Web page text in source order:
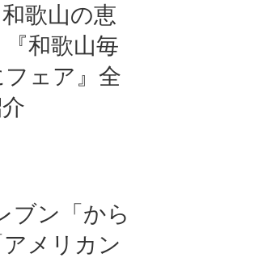
歌山の恵
和歌山毎
ェア』全
ブン「から
メリカン